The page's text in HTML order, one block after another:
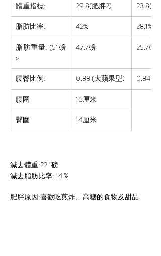
體重指標: 29.8(肥胖2) 23.8(過
脂肪比率: 42% 28.1%
脂肪重量: (51磅
>
47.7磅 25.7磅
腰臀比例: 0.88 (大蘋果型) 0.84 (
腰圍 16厘米
臀圍 14厘米
減去體重:22.1磅
減去脂肪比率: 14 %
肥胖原因:喜歡吃煎炸、高糖的食物及甜品